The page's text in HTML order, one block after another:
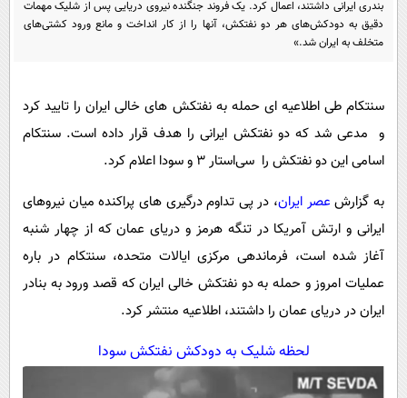
سرگرمی
حوادث
محیط زیست
فرهنگی
اجتماعی
حیات وحش
سیاست خارجی
پیامک
دانلود
بندری ایرانی داشتند، اعمال کرد. یک فروند جنگنده نیروی دریایی پس از شلیک مهمات
دقیق به دودکش‌های هر دو نفتکش، آنها را از کار انداخت و مانع ورود کشتی‌های
متخلف به ایران شد.»
سنتکام طی اطلاعیه ای حمله به نفتکش های خالی ایران را تایید کرد
و مدعی شد که دو نفتکش ایرانی را هدف قرار داده است. سنتکام
اسامی این دو نفتکش را سی‌استار ۳ و سودا اعلام کرد.
به گزارش عصر ایران، در پی تداوم درگیری های پراکنده میان نیروهای
ایرانی و ارتش آمریکا در تنگه هرمز و دریای عمان که از چهار شنبه
آغاز شده است، فرماندهی مرکزی ایالات متحده، سنتکام در باره
عملیات امروز و حمله به دو نفتکش خالی ایران که قصد ورود به بنادر
ایران در دریای عمان را داشتند، اطلاعیه منتشر کرد.
لحظه شلیک به دودکش نفتکش سودا